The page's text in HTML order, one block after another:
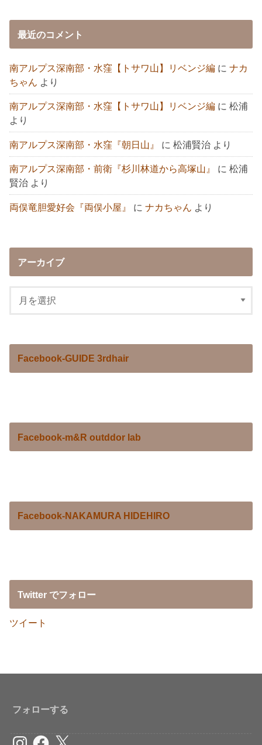
最近のコメント
南アルプス深南部・水窪【トサワ山】リベンジ編 にナカ
ちゃん より
南アルプス深南部・水窪【トサワ山】リベンジ編 に松浦
より
南アルプス深南部・水窪『朝日山』 に松浦賢治 より
南アルプス深南部・前衛『杉川林道から高塚山』 に松浦
賢治 より
両俣竜胆愛好会『両俣小屋』 にナカちゃん より
アーカイブ
Facebook-GUIDE 3rdhair
Facebook-m&R outddor lab
Facebook-NAKAMURA HIDEHIRO
Twitter でフォロー
ツイート
フォローする
InstagramFacebook
X